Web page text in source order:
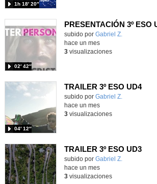
1h 18′ 20″
PRESENTACIÓN 3º ESO
Contenido educativo.
subido por Gabriel Z.
02′ 42″
hace un mes
3visualizaciones
TRAILER 3º ESO UD4
Contenido educativo.
subido por Gabriel Z.
04′ 12″
hace un mes
3visualizaciones
TRAILER 3º ESO UD3
Contenido educativo.
subido por Gabriel Z.
hace un mes
3visualizaciones